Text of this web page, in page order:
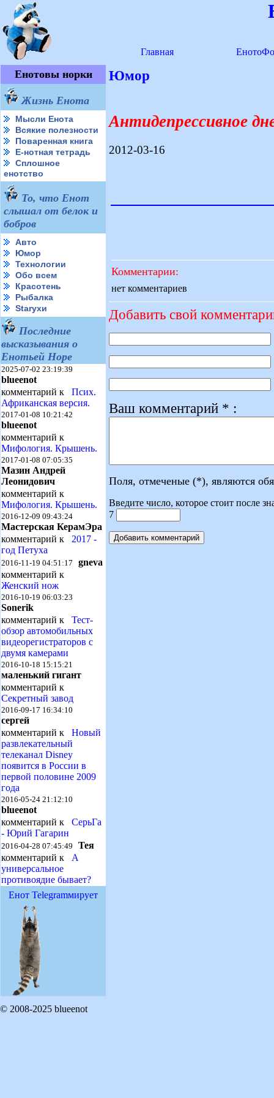
Главная
Енотовы норки
Жизнь Енота
Мысли Енота
Всякие полезности
Поваренная книга
Е-нотная тетрадь
Сплошное
енотство
То, что Енот
слышал от белок и
бобров
Авто
Юмор
Технологии
Обо всем
Красотень
Рыбалка
Starухи
Последние
высказывания о
Енотьей Норе
2025-07-02 23:19:39
blueenot
комментарий к Псих.
Африканская версия.
2017-01-08 10:21:42
blueenot
комментарий к
Мифология. Крышень.
2017-01-08 07:05:35
Мазин Андрей
Леонидович
комментарий к
Мифология. Крышень.
2016-12-09 09:43:24
Мастерская КерамЭра
комментарий к 2017 -
год Петуха
2016-11-19 04:51:17 gneva
комментарий к
Женский нож
2016-10-19 06:03:23
Sonerik
комментарий к Тест-
обзор автомобильных
видеорегистраторов с
двумя камерами
2016-10-18 15:15:21
маленький гигант
комментарий к
Секретный завод
2016-09-17 16:34:10
сергей
комментарий к Новый
развлекательный
телеканал Disney
появится в России в
первой половине 2009
года
2016-05-24 21:12:10
blueenot
комментарий к СерьГа
- Юрий Гагарин
2016-04-28 07:45:49 Тея
комментарий к А
универсальное
противоядие бывает?
Енот Telegramмирует
Юмор
Антидепрессивное
2012-03-16
Комментарии:
нет комментариев
Добавить свой
Ваш комментарий * :
Поля, отмеченые (*), являются
Введите число, которое стоит после
7
© 2008-2025 blueenot